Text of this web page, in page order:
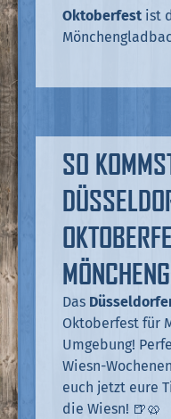
Oktoberfest ist
SO
Das
Oktoberfest für
Umgebung!
Wiesn-
euch jetzt eure
die Wiesn! 🍺🥨